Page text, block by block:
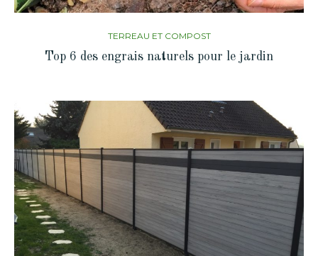
TERREAU ET COMPOST
Top 6 des engrais naturels pour le jardin